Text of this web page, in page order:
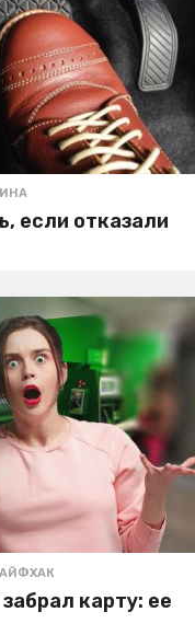
если отказали
карту: ее